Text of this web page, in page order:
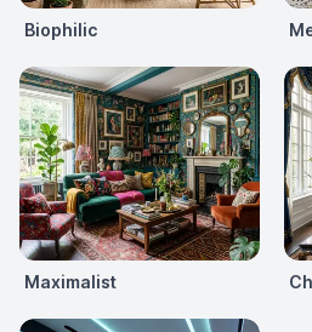
Biophilic
Maximalist